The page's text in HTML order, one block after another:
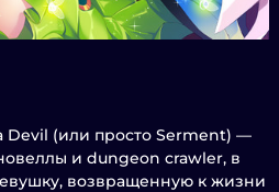
Devil (или просто Serment) —
и dungeon crawler, в
возвращенную к жизни